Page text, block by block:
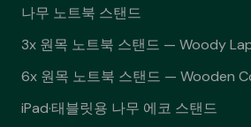
나무 노트북 스탠드
3x 원목 노트북 스탠드 — Woody
6x 원목 노트북 스탠드 — Wooden
iPad·태블릿용 나무 에코 스탠드